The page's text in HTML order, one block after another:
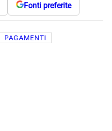
Fonti preferite
PAGAMENTI